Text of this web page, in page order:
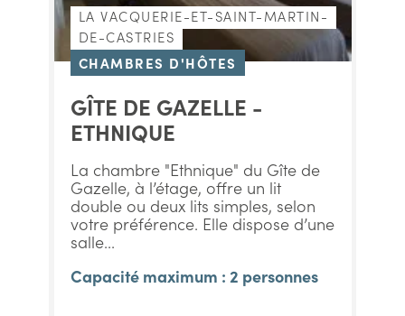
LA VACQUERIE-ET-SAINT-MARTIN-
DE-CASTRIES
CHAMBRES D'HÔTES
GÎTE DE GAZELLE -
ETHNIQUE
La chambre "Ethnique" du Gîte de
Gazelle, à l’étage, offre un lit
double ou deux lits simples, selon
votre préférence. Elle dispose d’une
salle...
Capacité maximum : 2 personnes